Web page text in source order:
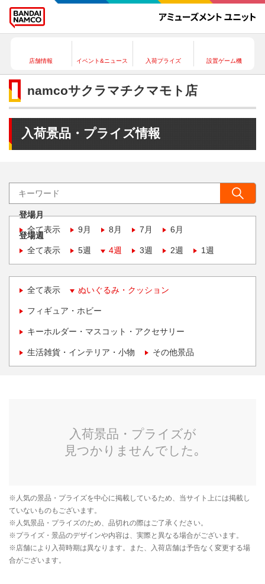
店舗情報 イベント&ニュース 入荷プライズ 設置ゲーム機
namcoサクラマチクマモト店
入荷景品・プライズ情報
登場月
全て表示
9月 8月 7月 6月
登場週
全て表示
5週 4週 3週 2週 1週
全て表示 ぬいぐるみ・クッション
フィギュア・ホビー
キーホルダー・マスコット・アクセサリー
生活雑貨・インテリア・小物 その他景品